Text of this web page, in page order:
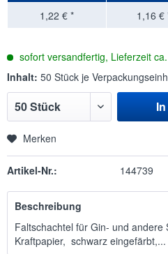
1,22 € *
1,16 €
sofort versandfertig, Lieferzeit
Inhalt: 50 Stück je
Merken
Artikel-Nr.: 144739
Beschreibung
Faltschachtel für Gin- und andere
Kraftpapier, schwarz eingefärbt,...